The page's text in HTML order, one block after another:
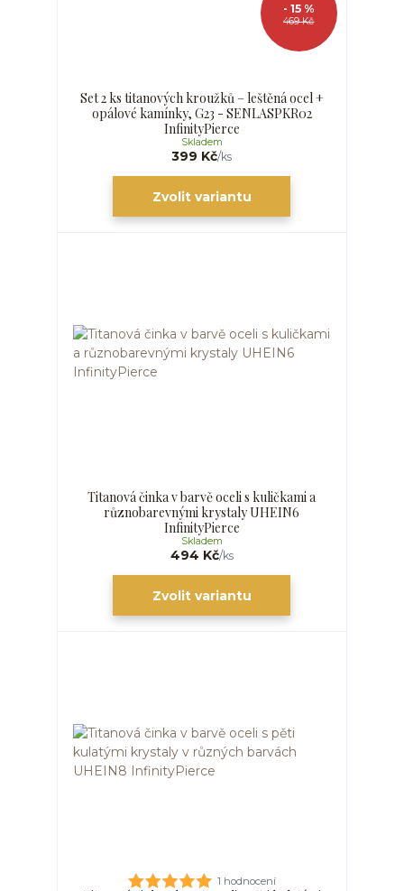
469 Kč
- 15 %
Set 2 ks titanových kroužků – leštěná ocel +
opálové kamínky, G23 - SENLASPKR02
InfinityPierce
399 Kč/ks
Skladem
Zvolit variantu
Titanová činka v barvě oceli s kuličkami a
různobarevnými krystaly UHEIN6
InfinityPierce
494 Kč/ks
Skladem
Zvolit variantu
1 hodnocení